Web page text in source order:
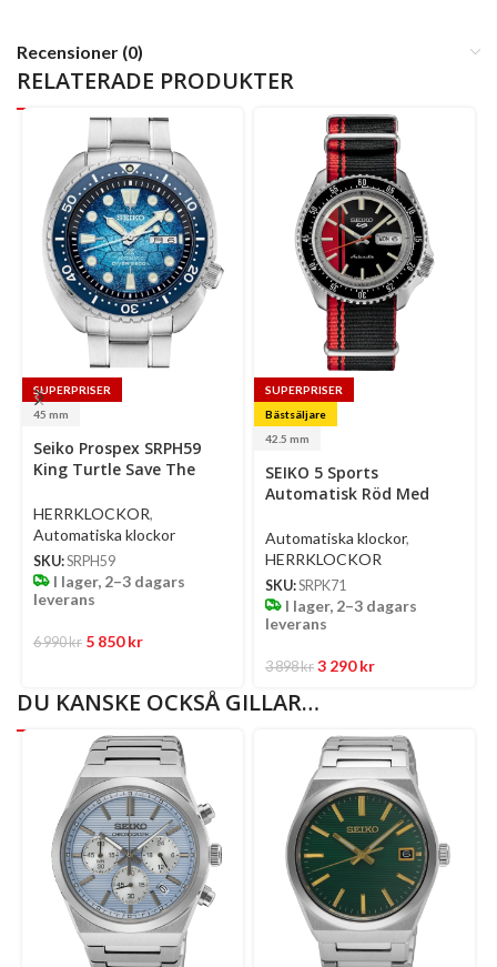
Recensioner (0)
RELATERADE PRODUKTER
SUPERPRISER
45 mm
Select
options
Seiko Prospex SRPH59
King Turtle Save The
Dykarklocka Blå Stål
HERRKLOCKOR,
Automatiska klockor
SKU:SRPH59
I lager, 2–3 dagars
leverans
6 990kr 5 850kr
SUPERPRISER
Bästsäljare
42.5 mm
options
SEIKO 5 Sports
Automatisk Röd Med
Mm
Automatiska klockor,
HERRKLOCKOR
SKU:SRPK71
I lager, 2–3 dagars
leverans
3 898kr 3 290kr
DU KANSKE OCKSÅ GILLAR…